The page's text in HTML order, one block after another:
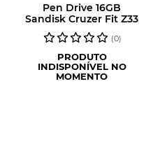
Pen Drive 16GB
Sandisk Cruzer Fit Z33
(0)
PRODUTO
INDISPONÍVEL NO
MOMENTO